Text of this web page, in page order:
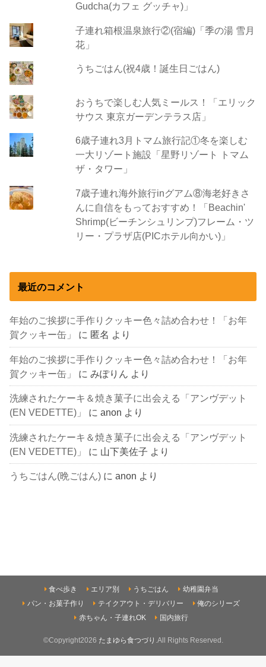
Gudcha(カフェ グッチャ)」
子連れ箱根温泉旅行②(宿編)「季の湯 雪月
花」
うちごはん(祝4歳！誕生日ごはん)
おうちで楽しむ人気ミールス！「エリック
サウス 東京ガーデンテラス店」
6歳子連れ3月トマム旅行記①冬を楽しむ
一大リゾート施設「星野リゾート トマム
ザ・タワー」
7歳子連れ海外旅行inグアム⑧海老好きさ
んに自信をもっておすすめ！「Beachin'
Shrimp(ビーチンシュリンプ)フレーム・ツ
リー・プラザ店(PICホテル向かい)」
最近のコメント
年始のご挨拶に手作りクッキー色々詰め合わせ！「お年
賀クッキー缶」
に 匿名 より
年始のご挨拶に手作りクッキー色々詰め合わせ！「お年
賀クッキー缶」
にみぽりん より
洗練されたケーキ＆焼き菓子に出会える「アンヴデット
(EN VEDETTE)」
にanon より
洗練されたケーキ＆焼き菓子に出会える「アンヴデット
(EN VEDETTE)」
に 山下美佐子 より
うちごはん(晩ごはん) にanon より
食べ歩き エリア別 うちごはん
幼稚園弁当
パン・お菓子作り
テイクアウト・デリバリー
俺のシリーズ
赤ちゃん・子連れOK
国内旅行
©Copyright2026 たまゆら食つづり .All Rights Reserved.